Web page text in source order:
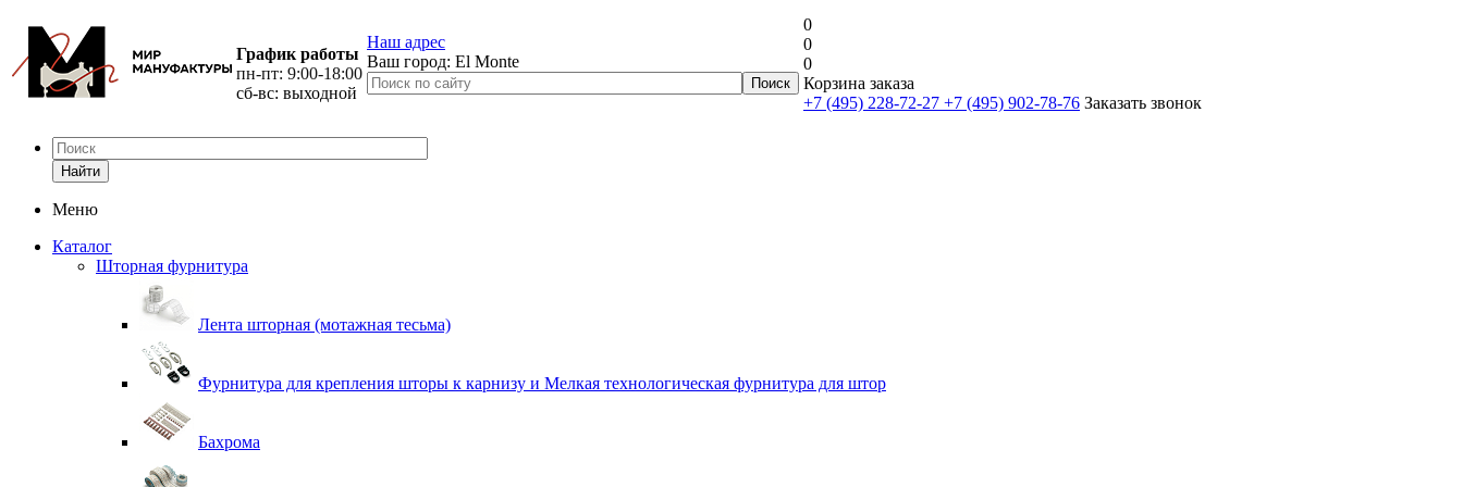
График работы
пн-пт: 9:00-18:00
сб-вс: выходной
Наш адрес
Ваш город: El Monte
0
0
0
Корзина заказа
+7 (495) 228-72-27 +7 (495) 902-78-76 Заказать звонок
Найти
Меню
Каталог
Шторная фурнитура
Лента шторная (мотажная тесьма)
Фурнитура для крепления шторы к карнизу и Мелкая технологическая фурнитура для штор
Бахрома